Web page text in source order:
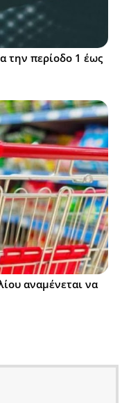
την περίοδο 1 έως
αναμένεται να